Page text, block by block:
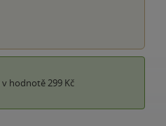
v hodnotě 299 Kč